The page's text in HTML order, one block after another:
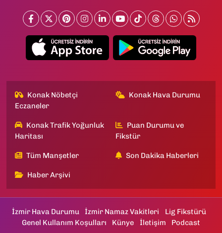
Konak Nöbetçi
Eczaneler
Konak Hava Durumu
Konak Trafik Yoğunluk
Haritası
Puan Durumu ve
Fikstür
Tüm Manşetler Son Dakika Haberleri
Haber Arşivi
İzmir Hava Durumu İzmir Namaz Vakitleri
Lig Fikstürü
Genel Kullanım Koşulları
Künye İletişim Podcast